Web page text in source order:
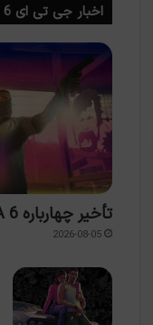
اخبار جی تی ای 6
تأخیر چهارباره GTA 6 اجتناب‌ناپذیر است
2026-08-05